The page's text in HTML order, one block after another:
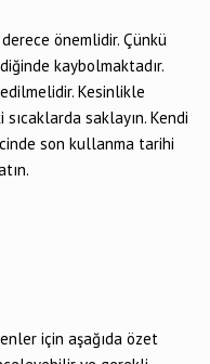
önemlidir. Çünkü
kaybolmaktadır.
Kesinlikle
saklayın. Kendi
son kullanma tarihi
için aşağıda özet